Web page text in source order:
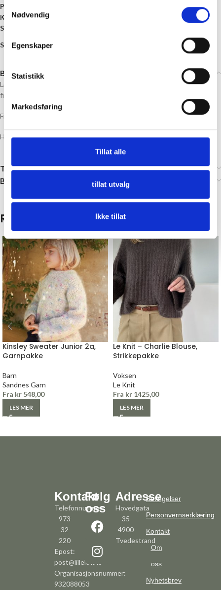
Samtykkevalg
Nødvendig
Egenskaper
Statistikk
Markedsføring
Tillat alle
tillat utvalg
Ikke tillat
Produktnummer:
Kategori:Ull og Bambus
Stikkord:
Share:
Beskrivelse
Langarmet tynn trøye i mykeste bambus. Genseren har motiv av små
firfisler.
Fiberinnhold: 95% Viskose fra Bambus 5% Elastin
HCAustin Lizard
Tilleggsinformasjon
Brand
Relaterte produkter
Kinsley Sweater Junior 2a,
Garnpakke
Barn
Sandnes Garn
Fra kr 548,00
LES MER
Le Knit – Charlie Blouse,
Strikkepakke
Voksen
Le Knit
Fra kr 1425,00
LES MER
Kontakt
Telefonnummer:
973
32
220
Epost:
post@lillelov.no
Organisasjonsnummer:
932088053
Følg
oss
Adresse
Hovedgata
35
4900
Tvedestrand
Betingelser
Personvernserklæring
Kontakt
Om
oss
Nyhetsbrev